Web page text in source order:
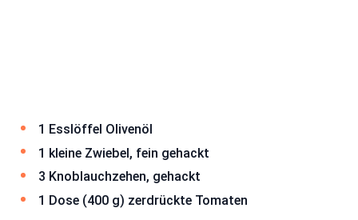
1 Esslöffel Olivenöl
1 kleine Zwiebel, fein gehackt
3 Knoblauchzehen, gehackt
1 Dose (400 g) zerdrückte Tomaten